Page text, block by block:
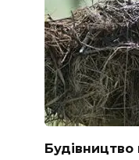
Будівництво